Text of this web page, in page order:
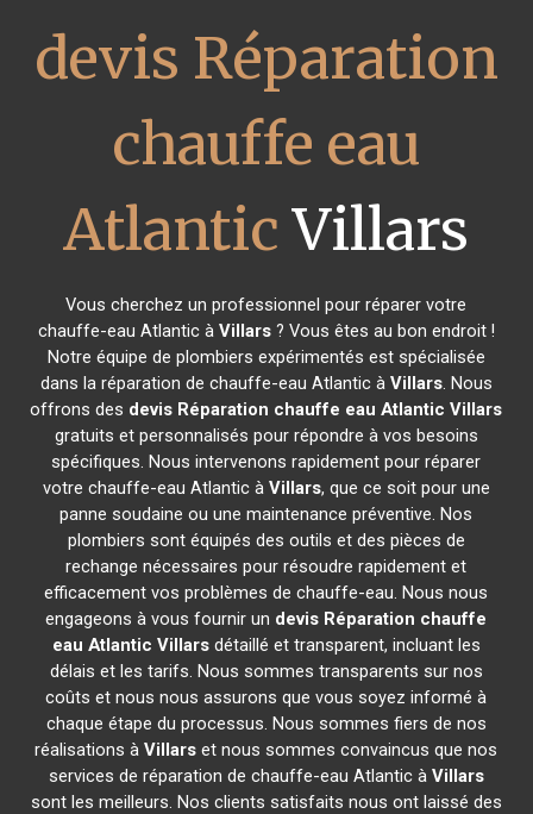
devis Réparation
chauffe eau
Atlantic Villars
Vous cherchez un professionnel pour réparer votre
chauffe-eau Atlantic à Villars? Vous êtes au bon endroit !
Notre équipe de plombiers expérimentés est spécialisée
dans la réparation de chauffe-eau Atlantic à Villars. Nous
offrons des devis Réparation chauffe eau Atlantic Villars
gratuits et personnalisés pour répondre à vos besoins
spécifiques. Nous intervenons rapidement pour réparer
votre chauffe-eau Atlantic à Villars, que ce soit pour une
panne soudaine ou une maintenance préventive. Nos
plombiers sont équipés des outils et des pièces de
rechange nécessaires pour résoudre rapidement et
efficacement vos problèmes de chauffe-eau. Nous nous
engageons à vous fournir un devis Réparation chauffe
eau Atlantic Villarsdétaillé et transparent, incluant les
délais et les tarifs. Nous sommes transparents sur nos
coûts et nous nous assurons que vous soyez informé à
chaque étape du processus. Nous sommes fiers de nos
réalisations àVillars et nous sommes convaincus que nos
services de réparation de chauffe-eau Atlantic à Villars
sont les meilleurs. Nos clients satisfaits nous ont laissé des